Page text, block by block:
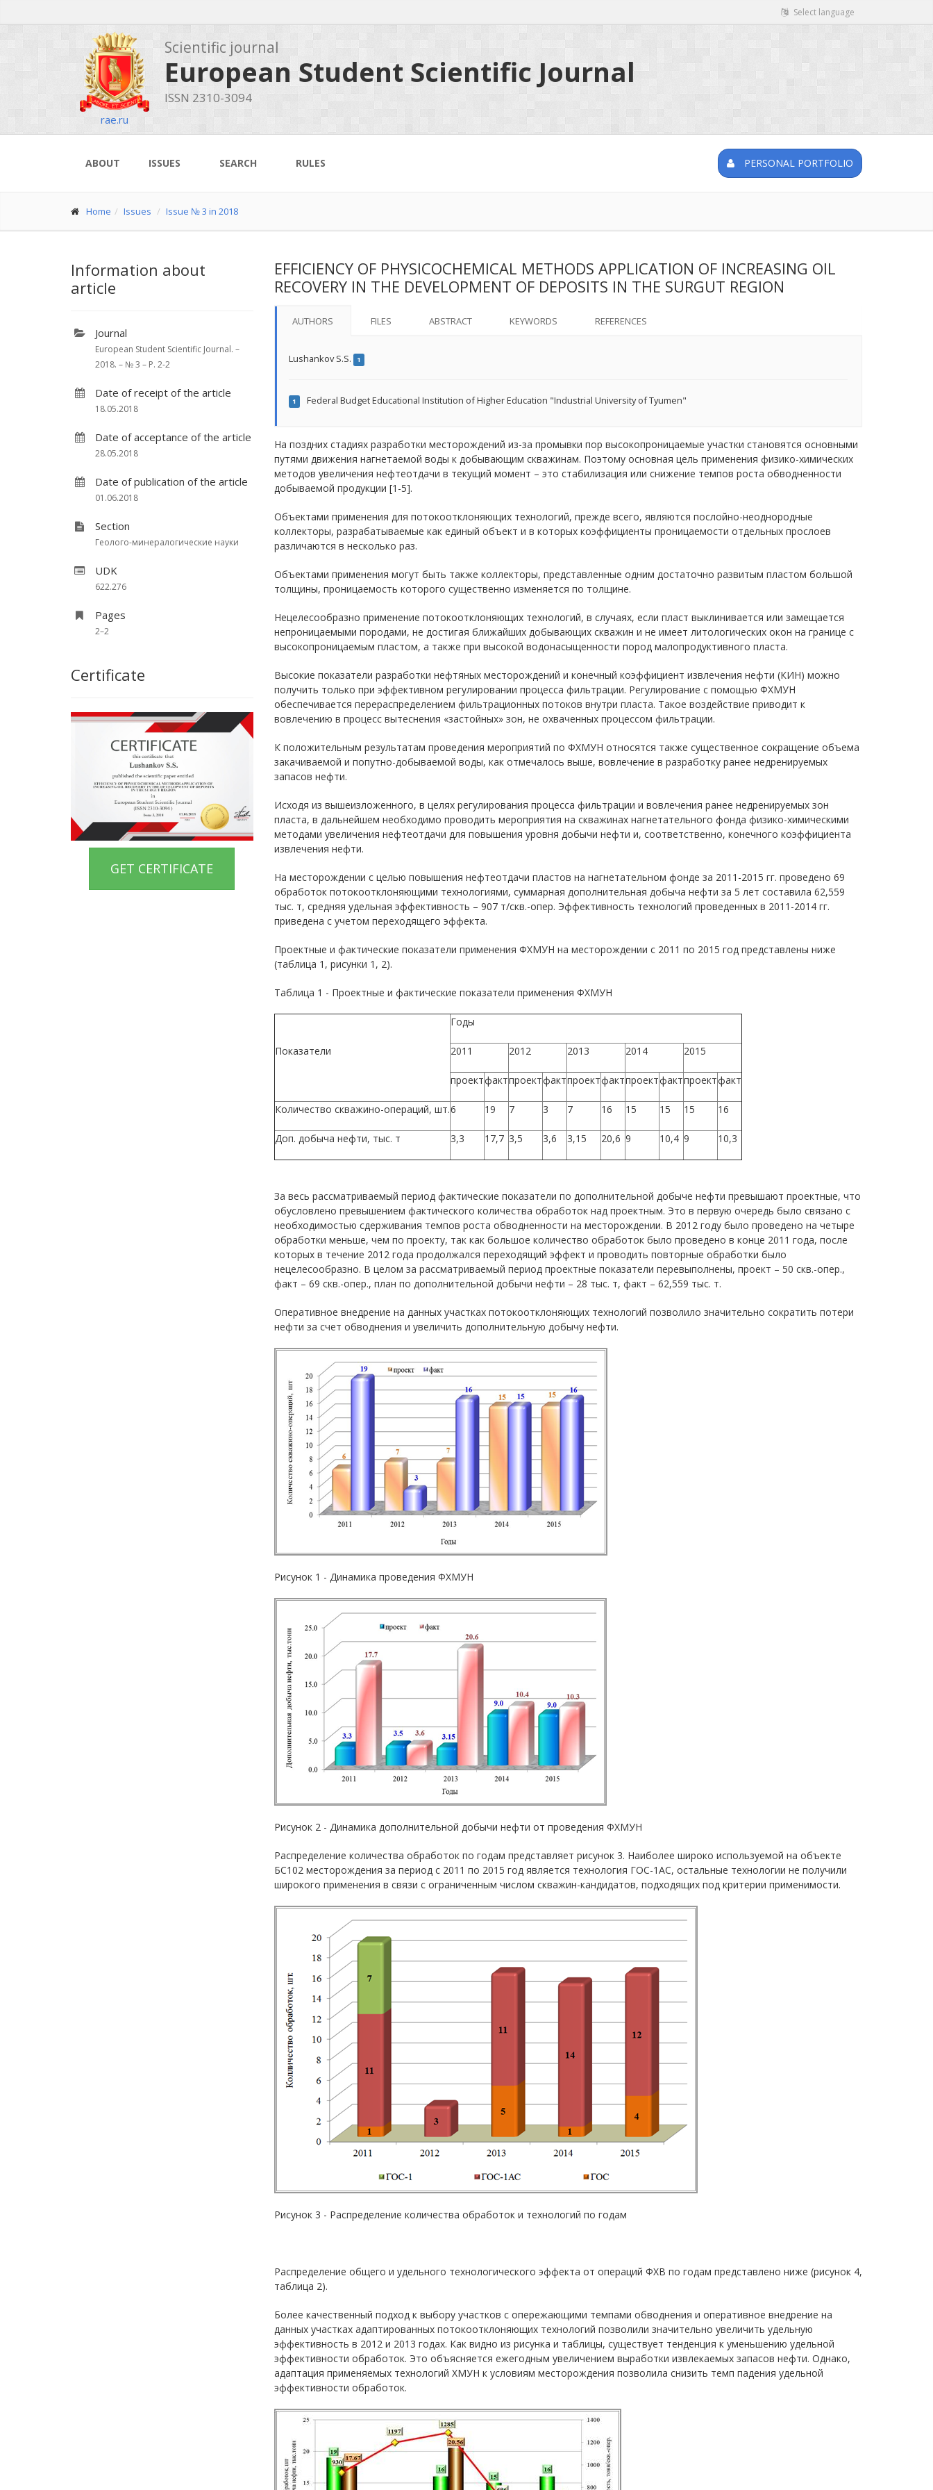
Select language
rae.ru
Scientific journal
European Student Scientific Journal
ISSN 2310-3094
ABOUT ISSUES SEARCH RULES PERSONAL PORTFOLIO
Home Issues Issue № 3 in 2018
Information about
article
Journal
European Student Scientific Journal. –
2018. – № 3 – P. 2-2
Date of receipt of the article
18.05.2018
Date of acceptance of the article
28.05.2018
Date of publication of the article
01.06.2018
Section
Геолого-минералогические науки
UDK
622.276
Pages
2–2
Certificate
GET CERTIFICATE
EFFICIENCY OF PHYSICOCHEMICAL METHODS APPLICATION OF INCREASING OIL
RECOVERY IN THE DEVELOPMENT OF DEPOSITS IN THE SURGUT REGION
AUTHORS FILES ABSTRACT KEYWORDS REFERENCES
Lushankov S.S. 1
1 Federal Budget Educational Institution of Higher Education "Industrial University of Tyumen"
На поздних стадиях разработки месторождений из-за промывки пор высокопроницаемые участки становятся основными
путями движения нагнетаемой воды к добывающим скважинам. Поэтому основная цель применения физико-химических
методов увеличения нефтеотдачи в текущий момент – это стабилизация или снижение темпов роста обводненности
добываемой продукции [1-5].
Объектами применения для потокоотклоняющих технологий, прежде всего, являются послойно-неоднородные
коллекторы, разрабатываемые как единый объект и в которых коэффициенты проницаемости отдельных прослоев
различаются в несколько раз.
Объектами применения могут быть также коллекторы, представленные одним достаточно развитым пластом большой
толщины, проницаемость которого существенно изменяется по толщине.
Нецелесообразно применение потокоотклоняющих технологий, в случаях, если пласт выклинивается или замещается
непроницаемыми породами, не достигая ближайших добывающих скважин и не имеет литологических окон на границе с
высокопроницаемым пластом, а также при высокой водонасыщенности пород малопродуктивного пласта.
Высокие показатели разработки нефтяных месторождений и конечный коэффициент извлечения нефти (КИН) можно
получить только при эффективном регулировании процесса фильтрации. Регулирование с помощью ФХМУН
обеспечивается перераспределением фильтрационных потоков внутри пласта. Такое воздействие приводит к
вовлечению в процесс вытеснения «застойных» зон, не охваченных процессом фильтрации.
К положительным результатам проведения мероприятий по ФХМУН относятся также существенное сокращение объема
закачиваемой и попутно-добываемой воды, как отмечалось выше, вовлечение в разработку ранее недренируемых
запасов нефти.
Исходя из вышеизложенного, в целях регулирования процесса фильтрации и вовлечения ранее недренируемых зон
пласта, в дальнейшем необходимо проводить мероприятия на скважинах нагнетательного фонда физико-химическими
методами увеличения нефтеотдачи для повышения уровня добычи нефти и, соответственно, конечного коэффициента
извлечения нефти.
На месторождении с целью повышения нефтеотдачи пластов на нагнетательном фонде за 2011-2015 гг. проведено 69
обработок потокоотклоняющими технологиями, суммарная дополнительная добыча нефти за 5 лет составила 62,559
тыс. т, средняя удельная эффективность – 907 т/скв.-опер. Эффективность технологий проведенных в 2011-2014 гг.
приведена с учетом переходящего эффекта.
Проектные и фактические показатели применения ФХМУН на месторождении с 2011 по 2015 год представлены ниже
(таблица 1, рисунки 1, 2).
Таблица 1 - Проектные и фактические показатели применения ФХМУН
Показатели
Годы
2011 2012 2013 2014 2015
проектфактпроектфактпроектфактпроектфактпроектфакт
Количество скважино-операций, шт.6 19 7 3 7 16 15 15 15 16
Доп. добыча нефти, тыс. т 3,3 17,7 3,5 3,6 3,15 20,6 9 10,4 9 10,3
За весь рассматриваемый период фактические показатели по дополнительной добыче нефти превышают проектные, что
обусловлено превышением фактического количества обработок над проектным. Это в первую очередь было связано с
необходимостью сдерживания темпов роста обводненности на месторождении. В 2012 году было проведено на четыре
обработки меньше, чем по проекту, так как большое количество обработок было проведено в конце 2011 года, после
которых в течение 2012 года продолжался переходящий эффект и проводить повторные обработки было
нецелесообразно. В целом за рассматриваемый период проектные показатели перевыполнены, проект – 50 скв.-опер.,
факт – 69 скв.-опер., план по дополнительной добычи нефти – 28 тыс. т, факт – 62,559 тыс. т.
Оперативное внедрение на данных участках потокоотклоняющих технологий позволило значительно сократить потери
нефти за счет обводнения и увеличить дополнительную добычу нефти.
Рисунок 1 - Динамика проведения ФХМУН
Рисунок 2 - Динамика дополнительной добычи нефти от проведения ФХМУН
Распределение количества обработок по годам представляет рисунок 3. Наиболее широко используемой на объекте
БС102 месторождения за период с 2011 по 2015 год является технология ГОС-1АС, остальные технологии не получили
широкого применения в связи с ограниченным числом скважин-кандидатов, подходящих под критерии применимости.
Рисунок 3 - Распределение количества обработок и технологий по годам
Распределение общего и удельного технологического эффекта от операций ФХВ по годам представлено ниже (рисунок 4,
таблица 2).
Более качественный подход к выбору участков с опережающими темпами обводнения и оперативное внедрение на
данных участках адаптированных потокоотклоняющих технологий позволили значительно увеличить удельную
эффективность в 2012 и 2013 годах. Как видно из рисунка и таблицы, существует тенденция к уменьшению удельной
эффективности обработок. Это объясняется ежегодным увеличением выработки извлекаемых запасов нефти. Однако,
адаптация применяемых технологий ХМУН к условиям месторождения позволила снизить темп падения удельной
эффективности обработок.